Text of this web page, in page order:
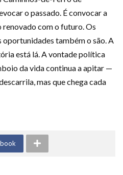
o passado. É convocar a
renovado com o futuro. Os
oportunidades também o são. A
está lá. A vontade política
da vida continua a apitar —
mas que chega cada